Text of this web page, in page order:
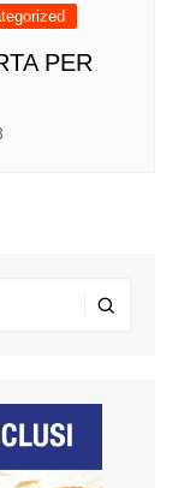
PER